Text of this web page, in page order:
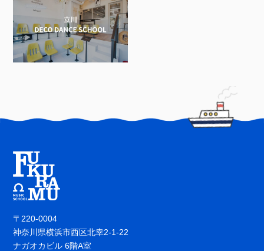
〒220-0004
神奈川県横浜市西区北幸2-1-22
ナガオカビル 6階A室